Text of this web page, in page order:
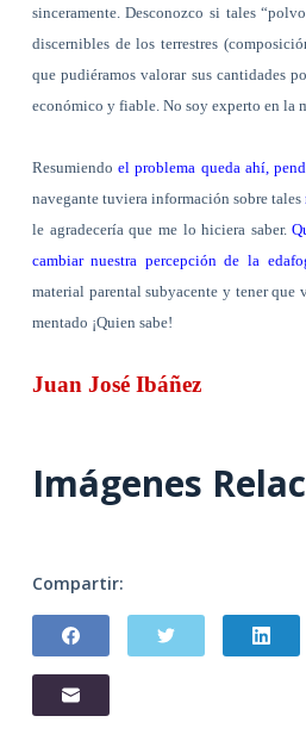
sinceramente. Desconozco si tales
discernibles de los terrestres
que pudiéramos valorar sus cantidades
económico y fiable. No soy experto en la
Resumiendoel problema queda ahí,
navegante tuviera información sobre tales
le agradecería que me lo hiciera saber.
cambiar nuestra percepción de la
material parental subyacente y tener
mentado ¡Quien sabe!
Juan José Ibáñez
Imágenes
Compartir: